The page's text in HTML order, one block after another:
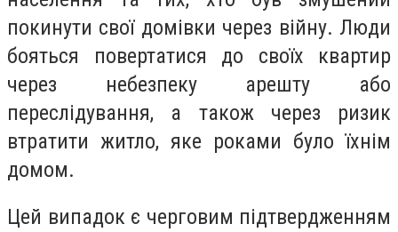
покинути свої домівки через війну. Люди
бояться повертатися до своїх квартир
через небезпеку арешту або
переслідування, а також через ризик
втратити житло, яке роками було їхнім
домом.
Цей випадок є черговим підтвердженням